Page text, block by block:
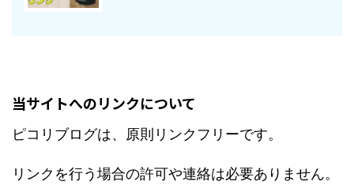
当サイトへのリンクについて
ピコリブログは、原則リンクフリーです。
リンクを行う場合の許可や連絡は必要ありません。